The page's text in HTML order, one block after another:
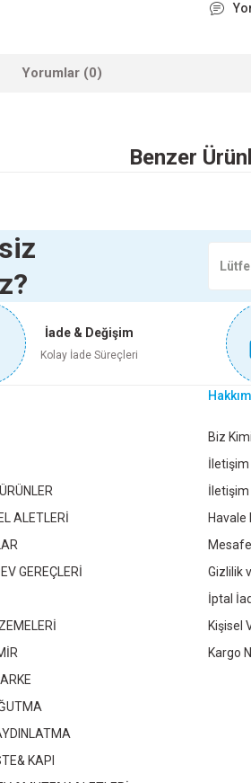
Yorumlar (0)
Bu ürüne ilk yorumu siz
Ürün hakkında henüz soru
Gönder
Benzer
EROS WHİTE
İletişim
30X90 VICTORIAN
Whatsapp
siz
İade & Değişim
Kolay İade Süreçleri
ALETLERİ
GEREÇLERİ
KAPI
Biz
İletişim
İletişim
Havale
Gizlilik
İptal
Kişisel
Kargo